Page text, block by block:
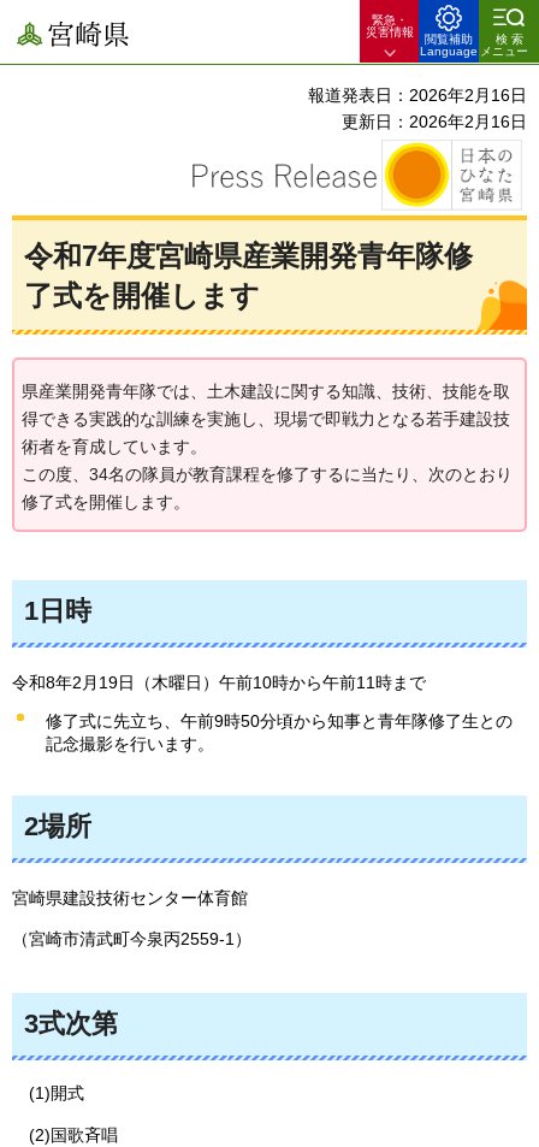
宮崎県
緊急・
災害情報
閲覧補助
Language
検索
メニュー
報道発表日：2026年2月16日
更新日：2026年2月16日
令和7年度宮崎県産業開発青年隊修
了式を開催します
県産業開発青年隊では、土木建設に関する知識、技術、技能を取
得できる実践的な訓練を実施し、現場で即戦力となる若手建設技
術者を育成しています。
この度、34名の隊員が教育課程を修了するに当たり、次のとおり
修了式を開催します。
1日時
令和8年2月19日（木曜日）午前10時から午前11時まで
修了式に先立ち、午前9時50分頃から知事と青年隊修了生との
記念撮影を行います。
2場所
宮崎県建設技術センター体育館
（宮崎市清武町今泉丙2559-1）
3式次第
(1)開式
(2)国歌斉唱